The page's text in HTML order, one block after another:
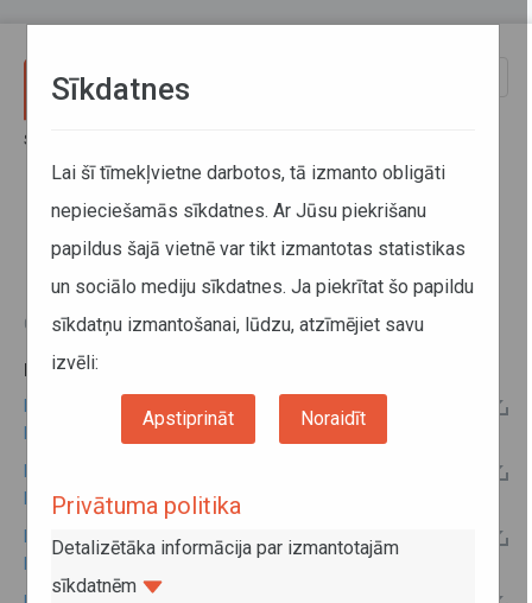
Sākums
Latvijas - Melnkalnes kopējo
komisiju protokoli
03. jūlijs 2018
PAPILDU INFORMĀCIJA:
Latvijas - Melnkalnes 2018.gada kopējās komisijas
protokols
protokols
Latvijas - Melnkalnes 2008.gada kopējās komisijas
protokols
Sīkdatnes
Lai šī tīmekļvietne darbotos, tā izmanto obligāti
nepieciešamās sīkdatnes. Ar Jūsu piekrišanu
papildus šajā vietnē var tikt izmantotas statistikas
un sociālo mediju sīkdatnes. Ja piekrītat šo papildu
sīkdatņu izmantošanai, lūdzu, atzīmējiet savu
izvēli:
Apstiprināt Noraidīt
Privātuma politika
Detalizētāka informācija par izmantotajām
sīkdatnēm